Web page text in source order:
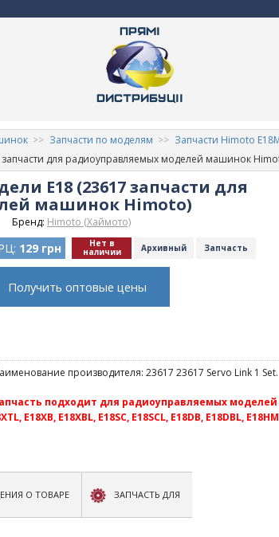
Запчасти по моделям
Запчасти Himoto
запчасти для радиоуправляемых моделей машинок
E18 (23617 запчасти для
машинок Himoto)
Бренд: Himoto (Хаймото)
129 грн Нет в
наличии Архивный Запчасть
Получить оптовые цены
производителя: 23617 23617 Servo Link 1 Set.
подходит для радиоуправляемых моделей
E18XB, E18XBL, E18SC, E18SCL, E18DB, E18DBL, E18HM
О ТОВАРЕ ЗАПЧАСТЬ ДЛЯ